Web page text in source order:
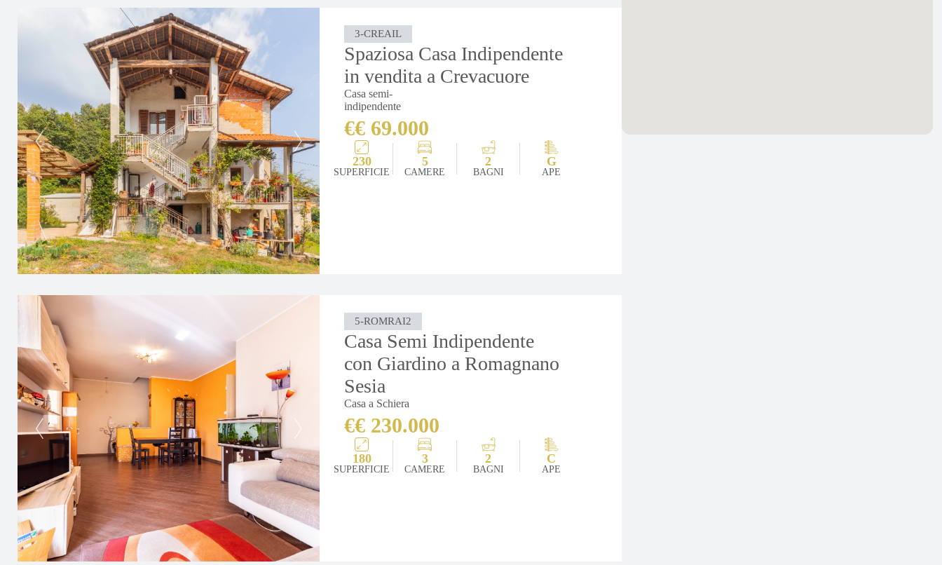
3-CREAIL
Spaziosa Casa Indipendente
in vendita a Crevacuore
Casa semi-
indipendente
€€ 69.000
230
SUPERFICIE
5
CAMERE
2
BAGNI
G
APE
5-ROMRAI2
Casa Semi Indipendente
con Giardino a Romagnano
Sesia
Casa a Schiera
€€ 230.000
180
SUPERFICIE
3
CAMERE
2
BAGNI
C
APE